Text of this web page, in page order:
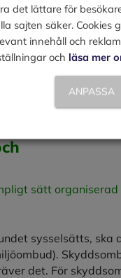
eller olycksfall
arbetsstället
sätt organiserad
sysselsätts, ska
det. För
det lättare för
sajten säker. Cookies
innehåll och
och läsa mer
ANPASSA